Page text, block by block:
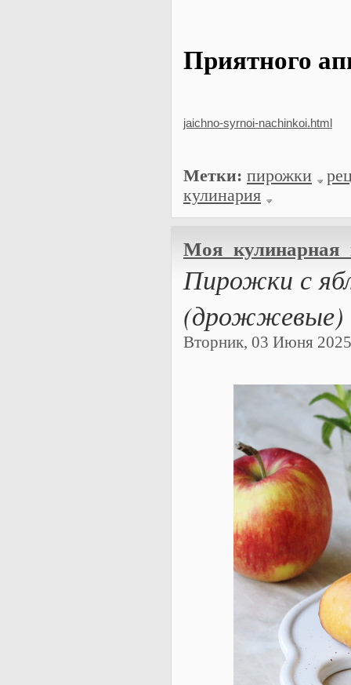
jaichno-syrnoi-nachinkoi.html
Метки: пирожки
кулинария
Пирожки с
(дрожжевые)
Вторник, 03 Июня